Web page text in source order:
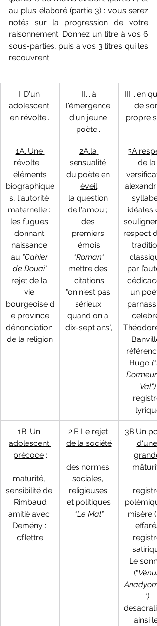
au plus élaboré (partie 3) : vous serez
notés sur la progression de votre
raisonnement. Donnez un titre à vos 6
sous-parties, puis à vos 3 titres qui les
recouvrent.
I. D'un
adolescent
en révolte...
II....à
l'émergence
d'un jeune
poète...
III ...en
de son
propre
1A. Une
révolte  :
éléments
biographique
s, l'autorité
maternelle :
les fugues
donnant
naissance
au "Cahier
de Douai"
rejet de la
vie
bourgeoise d
e province
dénonciation
de la religion
2A.la
sensualité
du poète en
éveil
la question
de l'amour,
des
premiers
émois
"Roman"
mettre des
citations
"on n'est pas
sérieux
quand on a
dix-sept ans",
de la
idéales
respect
par
un
Hugo
Dormeur
Val")
lyrique
1B. Un
adolescent
précoce :
maturité,
sensibilité de
Rimbaud
amitié avec
Demény :
cf.lettre
2.B Le rejet
de la société
des normes
sociales,
religieuses
et politiques
"Le Mal"
3B.Un
d'une
grande
misère
effarés
Le
("Vénus
")
ainsi